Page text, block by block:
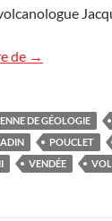
de Conférence
→
DE GÉOLOGIE
POUCLET
VENDÉE